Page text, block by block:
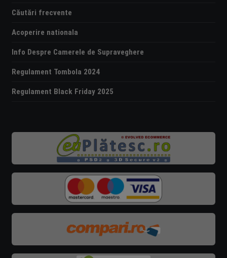
Căutări frecvente
Acoperire nationala
Info Despre Camerele de Supraveghere
Regulament Tombola 2024
Regulament Black Friday 2025